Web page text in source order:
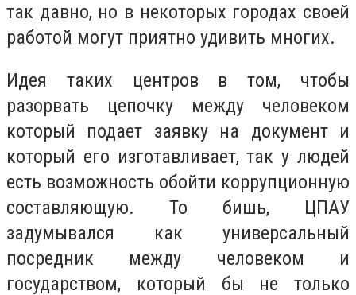
так давно, но в некоторых городах своей
работой могут приятно удивить многих.
Идея таких центров в том, чтобы
разорвать цепочку между человеком
который подает заявку на документ и
который его изготавливает, так у людей
есть возможность обойти коррупционную
составляющую. То бишь, ЦПАУ
задумывался как универсальный
посредник между человеком и
государством, который бы не только